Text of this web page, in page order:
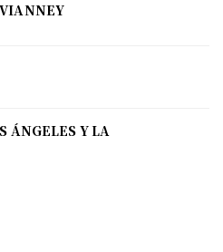
ÁNGELES Y LA